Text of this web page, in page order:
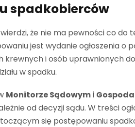
spadkobierców
że nie ma pewności co do
jest wydanie ogłoszenia o
i osób uprawnionych
w spadku.
Monitorze Sądowym i
od decyzji sądu. W treści
się postępowaniu